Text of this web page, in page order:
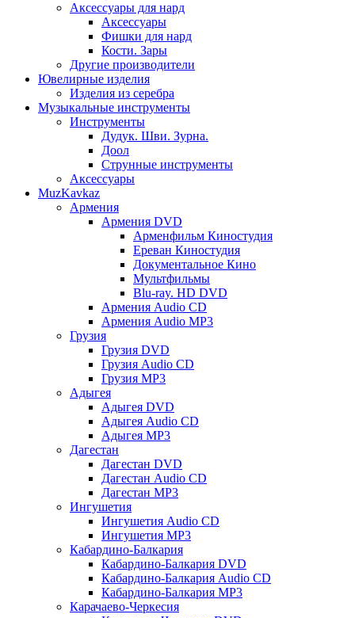
Аксессуары для нард
Аксессуары
Фишки для нард
Кости. Зары
Другие производители
Ювелирные изделия
Изделия из серебра
Музыкальные инструменты
Инструменты
Дудук. Шви. Зурна.
Доол
Струнные инструменты
Аксессуары
MuzKavkaz
Армения
Армения DVD
Арменфильм Киностудия
Ереван Киностудия
Документальное Кино
Мультфильмы
Blu-ray. HD DVD
Армения Audio CD
Армения Audio MP3
Грузия
Грузия DVD
Грузия Audio CD
Грузия MP3
Адыгея
Адыгея DVD
Адыгея Audio CD
Адыгея MP3
Дагестан
Дагестан DVD
Дагестан Audio CD
Дагестан MP3
Ингушетия
Ингушетия Audio CD
Ингушетия MP3
Кабардино-Балкария
Кабардино-Балкария DVD
Кабардино-Балкария Audio CD
Кабардино-Балкария MP3
Карачаево-Черкесия